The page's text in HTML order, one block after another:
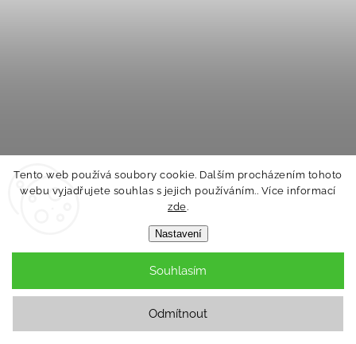
Tento web používá soubory cookie. Dalším procházením tohoto
webu vyjadřujete souhlas s jejich používáním.. Více informací
zde.
Nastavení
Odmítnout
Souhlasím
SES CREATIVE Beedz zažehlovací 3D korálky Art
289 Kč
–6 %